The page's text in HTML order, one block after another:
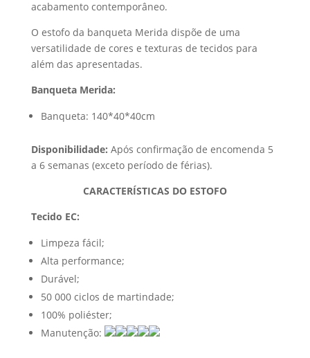
acabamento contemporâneo.
O estofo da banqueta Merida dispõe de uma
versatilidade de cores e texturas de tecidos para
além das apresentadas.
Banqueta Merida:
Banqueta: 140*40*40cm
Disponibilidade: Após confirmação de encomenda 5
a 6 semanas (exceto período de férias).
CARACTERÍSTICAS DO ESTOFO
Tecido EC:
Limpeza fácil;
Alta performance;
Durável;
50 000 ciclos de martindade;
100% poliéster;
Manutenção: